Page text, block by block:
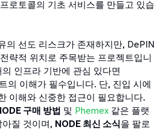
로토콜의 기초 서비스를 만들고 있습
의 선도 리스크가 존재하지만, DePIN
략적 위치로 주목받는 프로젝트입니
인프라 기반에 관심 있다면
의 이해가 필수입니다. 단, 진입 시에
이해와 신중한 접근이 필요합니다.
구매 방법 및 Phemex 같은 플랫
질 것이며, NODE 최신 소식을 팔로